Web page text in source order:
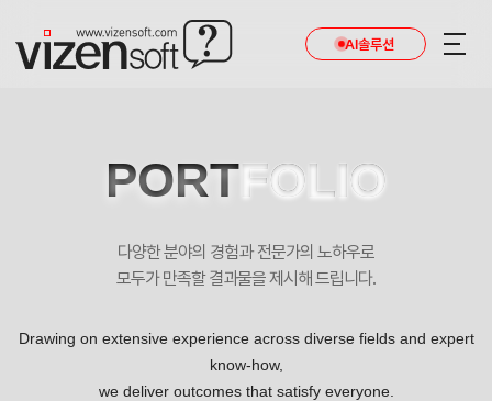
AI솔루션
PORTFOLIO
다양한 분야의 경험과 전문가의 노하우로
모두가 만족할 결과물을 제시해 드립니다.
Drawing on extensive experience across diverse fields and expert
know-how,
we deliver outcomes that satisfy everyone.